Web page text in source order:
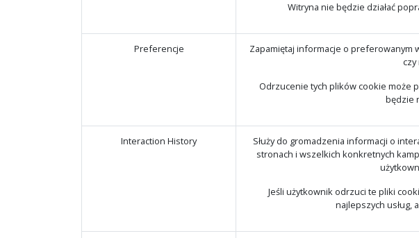
Witryna nie będzie działać
Preferencje
Zapamiętaj informacje o preferowanym
Odrzucenie tych plików cookie może
będzie
Interaction History
Służy do gromadzenia informacji o
stronach i wszelkich konkretnych
Jeśli użytkownik odrzuci te pliki
najlepszych usług,